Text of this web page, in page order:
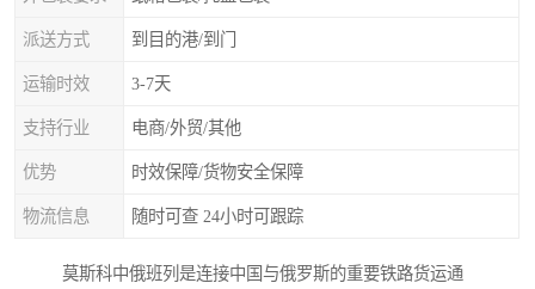
派送方式 到目的港/到门
运输时效 3-7天
支持行业 电商/外贸/其他
优势 时效保障/货物安全保障
物流信息 随时可查 24小时可跟踪
莫斯科中俄班列是连接中国与俄罗斯的重要铁路货运通